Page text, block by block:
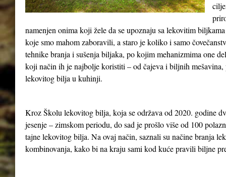
namenjen onima koji žele da se upoznaju sa lekovitim
koje smo mahom zaboravili, a staro je koliko i samo
tehnike branja i sušenja biljaka, po kojim mehanizmima one
koji način ih je najbolje koristiti – od čajeva i biljnih mešavina,
lekovitog bilja u kuhinji.
Kroz Školu lekovitog bilja, koja se održava od 2020. godine
jesenje – zimskom periodu, do sad je prošlo više od 100
tajne lekovitog bilja. Na ovaj način, saznali su načine branja
kombinovanja, kako bi na kraju sami kod kuće pravili biljne